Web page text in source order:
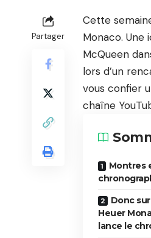
Partager
Cette
Monaco. Une
McQueen
lors d’un
vous confier
chaîne
Montres
Donc
Heuer
lance le